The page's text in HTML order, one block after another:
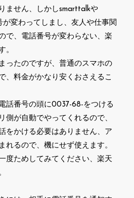
ません、しかしsmarttalkや
変わってしまし、友人や仕事関
で、電話番号が変わらない、楽
。
ったのですが、普通のスマホの
、料金がかなり安くおさえるこ
話番号の頭に0037-68-をつける
側が自動でやってくれるので、
をかける必要はありません、ア
れるので、機にせず使えます。
度ためしてみてください、楽天